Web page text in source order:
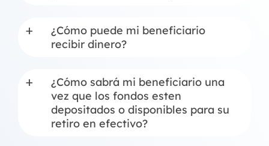
a
¿Cómo puede mi beneficiario
recibir dinero?
a
¿Cómo sabrá mi beneficiario una
vez que los fondos esten
depositados o disponibles para su
retiro en efectivo?